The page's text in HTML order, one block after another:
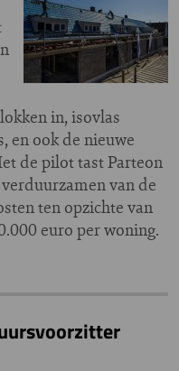
in, isovlas
en ook de nieuwe
de pilot tast Parteon
van de
ten opzichte van
euro per woning.